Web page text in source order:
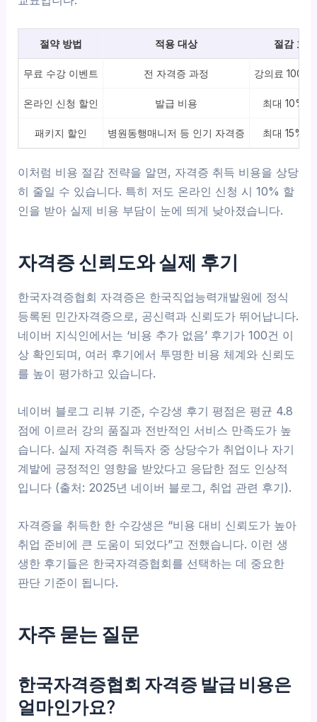
절약 방법 적용 대상 절감 효과
무료 수강 이벤트 전 자격증 과정 강의료 100%
온라인 신청 할인 발급 비용 최대 10%
패키지 할인 병원동행매니저 등 인기 자격증 최대 15%
이처럼 비용 절감 전략을 알면, 자격증 취득 비용을 상당
히 줄일 수 있습니다. 특히 저도 온라인 신청 시 10% 할
인을 받아 실제 비용 부담이 눈에 띄게 낮아졌습니다.
자격증 신뢰도와 실제 후기
한국자격증협회 자격증은 한국직업능력개발원에 정식
등록된 민간자격증으로, 공신력과 신뢰도가 뛰어납니다.
네이버 지식인에서는 ‘비용 추가 없음’ 후기가 100건 이
상 확인되며, 여러 후기에서 투명한 비용 체계와 신뢰도
를 높이 평가하고 있습니다.
네이버 블로그 리뷰 기준, 수강생 후기 평점은 평균 4.8
점에 이르러 강의 품질과 전반적인 서비스 만족도가 높
습니다. 실제 자격증 취득자 중 상당수가 취업이나 자기
계발에 긍정적인 영향을 받았다고 응답한 점도 인상적
입니다 (출처: 2025년 네이버 블로그, 취업 관련 후기).
자격증을 취득한 한 수강생은 “비용 대비 신뢰도가 높아
취업 준비에 큰 도움이 되었다”고 전했습니다. 이런 생
생한 후기들은 한국자격증협회를 선택하는 데 중요한
판단 기준이 됩니다.
자주 묻는 질문
한국자격증협회 자격증 발급 비용은
얼마인가요?